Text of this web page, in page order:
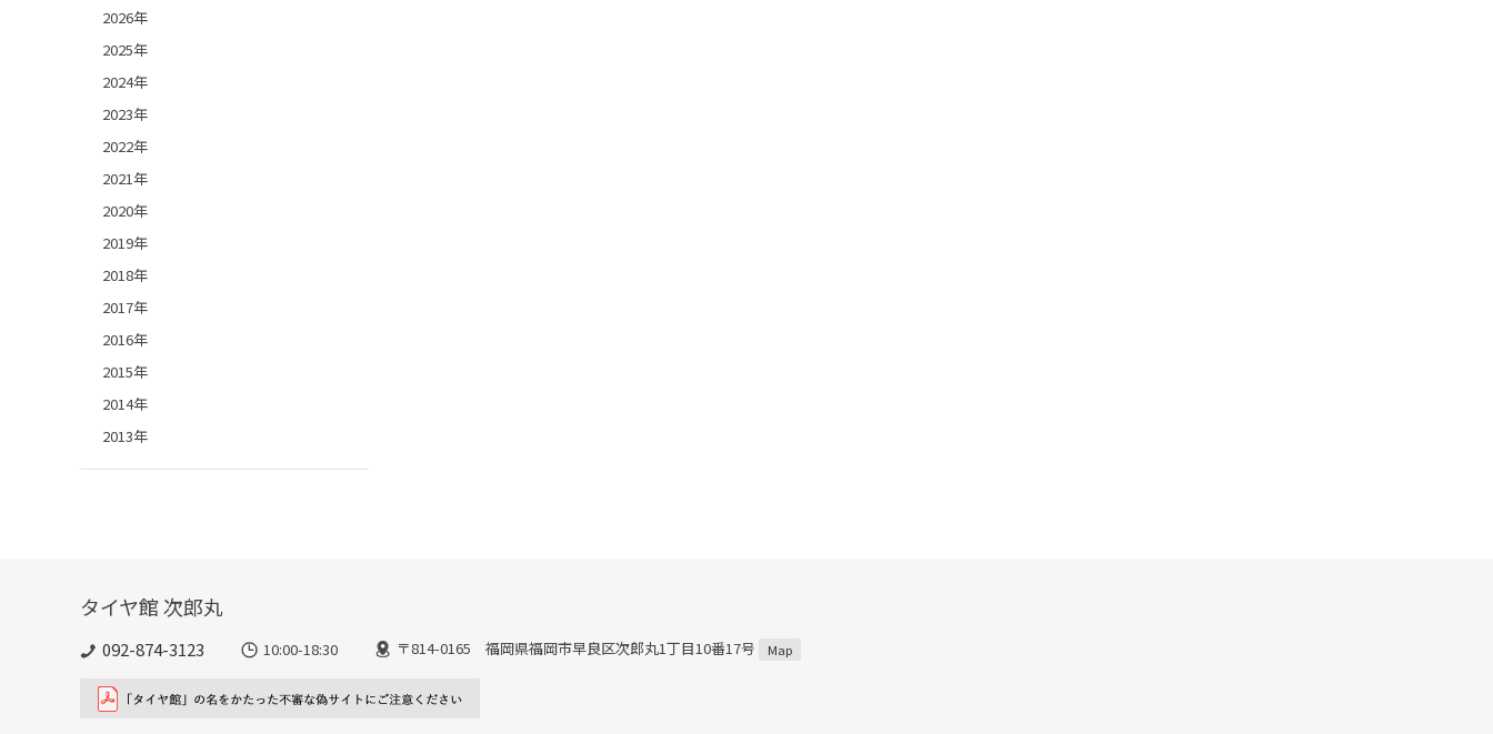
2026年
2025年
2024年
2023年
2022年
2021年
2020年
2019年
2018年
2017年
2016年
2015年
2014年
2013年
タイヤ館 次郎丸
092-874-3123 10:00-18:30 〒814-0165 福岡県福岡市早良区次郎丸1丁目10番17号 Map